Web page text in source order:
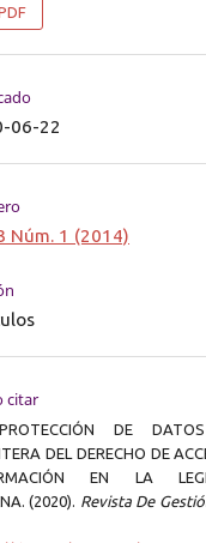
06-22
Núm. 1 (2014)
citar
DE
DEL DERECHO DE
EN LA
(2020). Revista De
73-